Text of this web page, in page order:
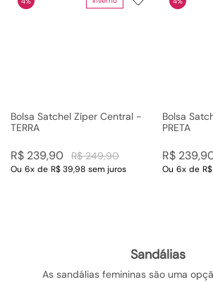
Bolsa Satchel Zíper Central -
TERRA
R$ 249,90
R$ 239,90
Ou 6x de R$ 39,98 sem juros
Bolsa
PRETA
R$ 239,
Ou 6x de
sandálias
As sandálias femininas são uma